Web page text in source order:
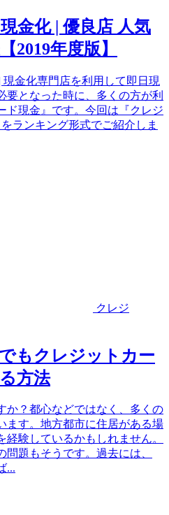
金化 | 優良店 人気
2019年度版】
金化専門店を利用して即日現
要となった時に、多くの方が利
ド現金』です。今回は『クレジ
ランキング形式でご紹介しま
クレジ
もクレジットカー
方法
か？都心などではなく、多くの
ます。地方都市に住居がある場
験しているかもしれません。
題もそうです。過去には、
...